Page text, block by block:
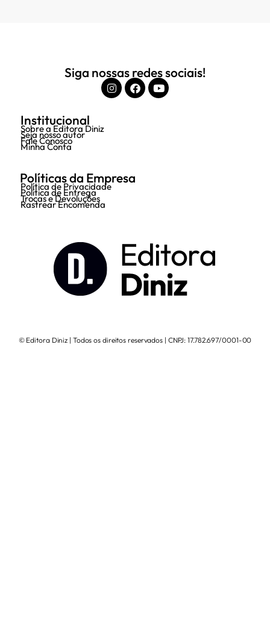
Siga nossas redes sociais!
Institucional
Sobre a Editora Diniz
Seja nosso autor
Fale Conosco
Minha Conta
Políticas da Empresa
Política de Privacidade
Política de Entrega
Trocas e Devoluções
Rastrear Encomenda
© Editora Diniz | Todos os direitos reservados | CNPJ: 17.782.697/0001-00